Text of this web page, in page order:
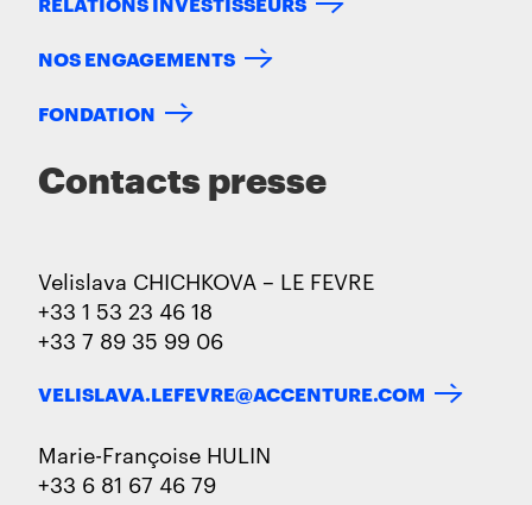
NOS ENGAGEMENTS
FONDATION
Contacts presse
Velislava CHICHKOVA – LE FEVRE
+33 1 53 23 46 18
+33 7 89 35 99 06
VELISLAVA.LEFEVRE@ACCENTURE.COM
Marie-Françoise HULIN
+33 6 81 67 46 79